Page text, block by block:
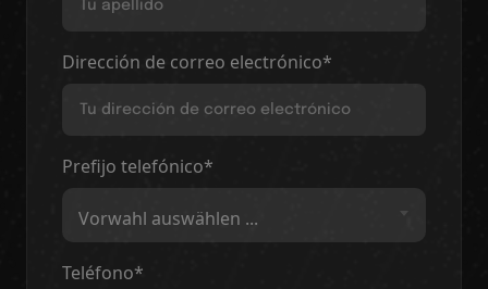
Dirección de correo electrónico*
Prefijo telefónico*
Vorwahl auswählen ...
Teléfono*